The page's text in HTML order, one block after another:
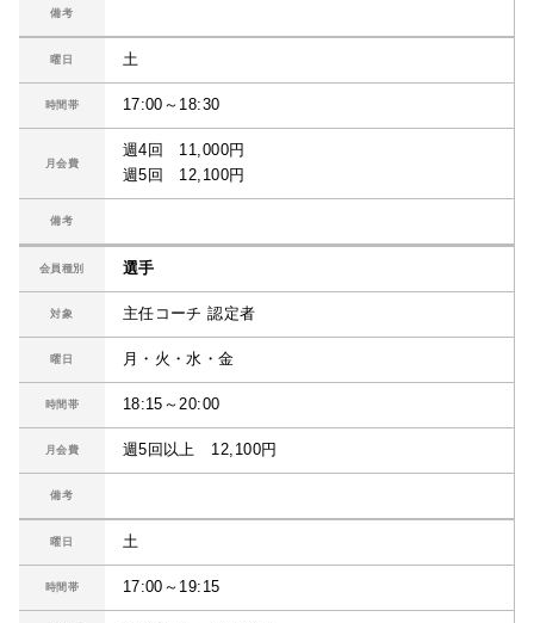
備考
曜日 土
時間帯 17:00～18:30
月会費
週4回 11,000円
週5回 12,100円
備考
会員種別 選手
対象 主任コーチ 認定者
曜日 月・火・水・金
時間帯 18:15～20:00
月会費 週5回以上 12,100円
備考
曜日 土
時間帯 17:00～19:15